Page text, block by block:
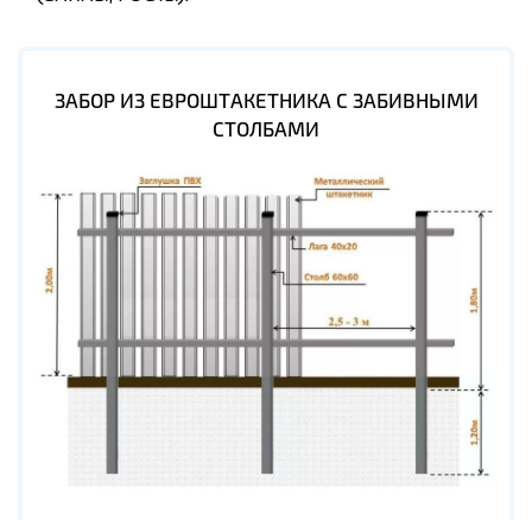
ЗАБОР ИЗ ЕВРОШТАКЕТНИКА С ЗАБИВНЫМИ
СТОЛБАМИ